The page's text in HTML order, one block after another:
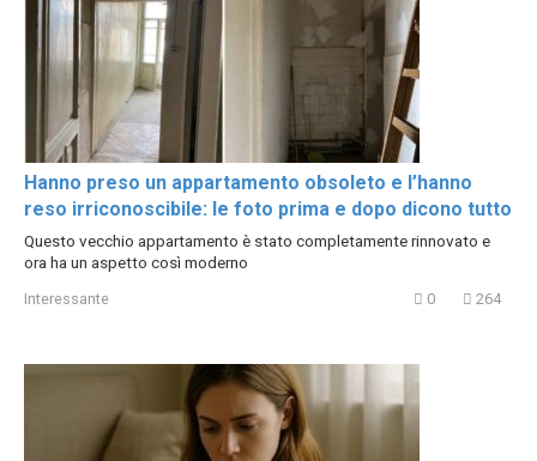
Hanno preso un appartamento obsoleto e l’hanno
reso irriconoscibile: le foto prima e dopo dicono tutto
Questo vecchio appartamento è stato completamente rinnovato e
ora ha un aspetto così moderno
Interessante 0 264